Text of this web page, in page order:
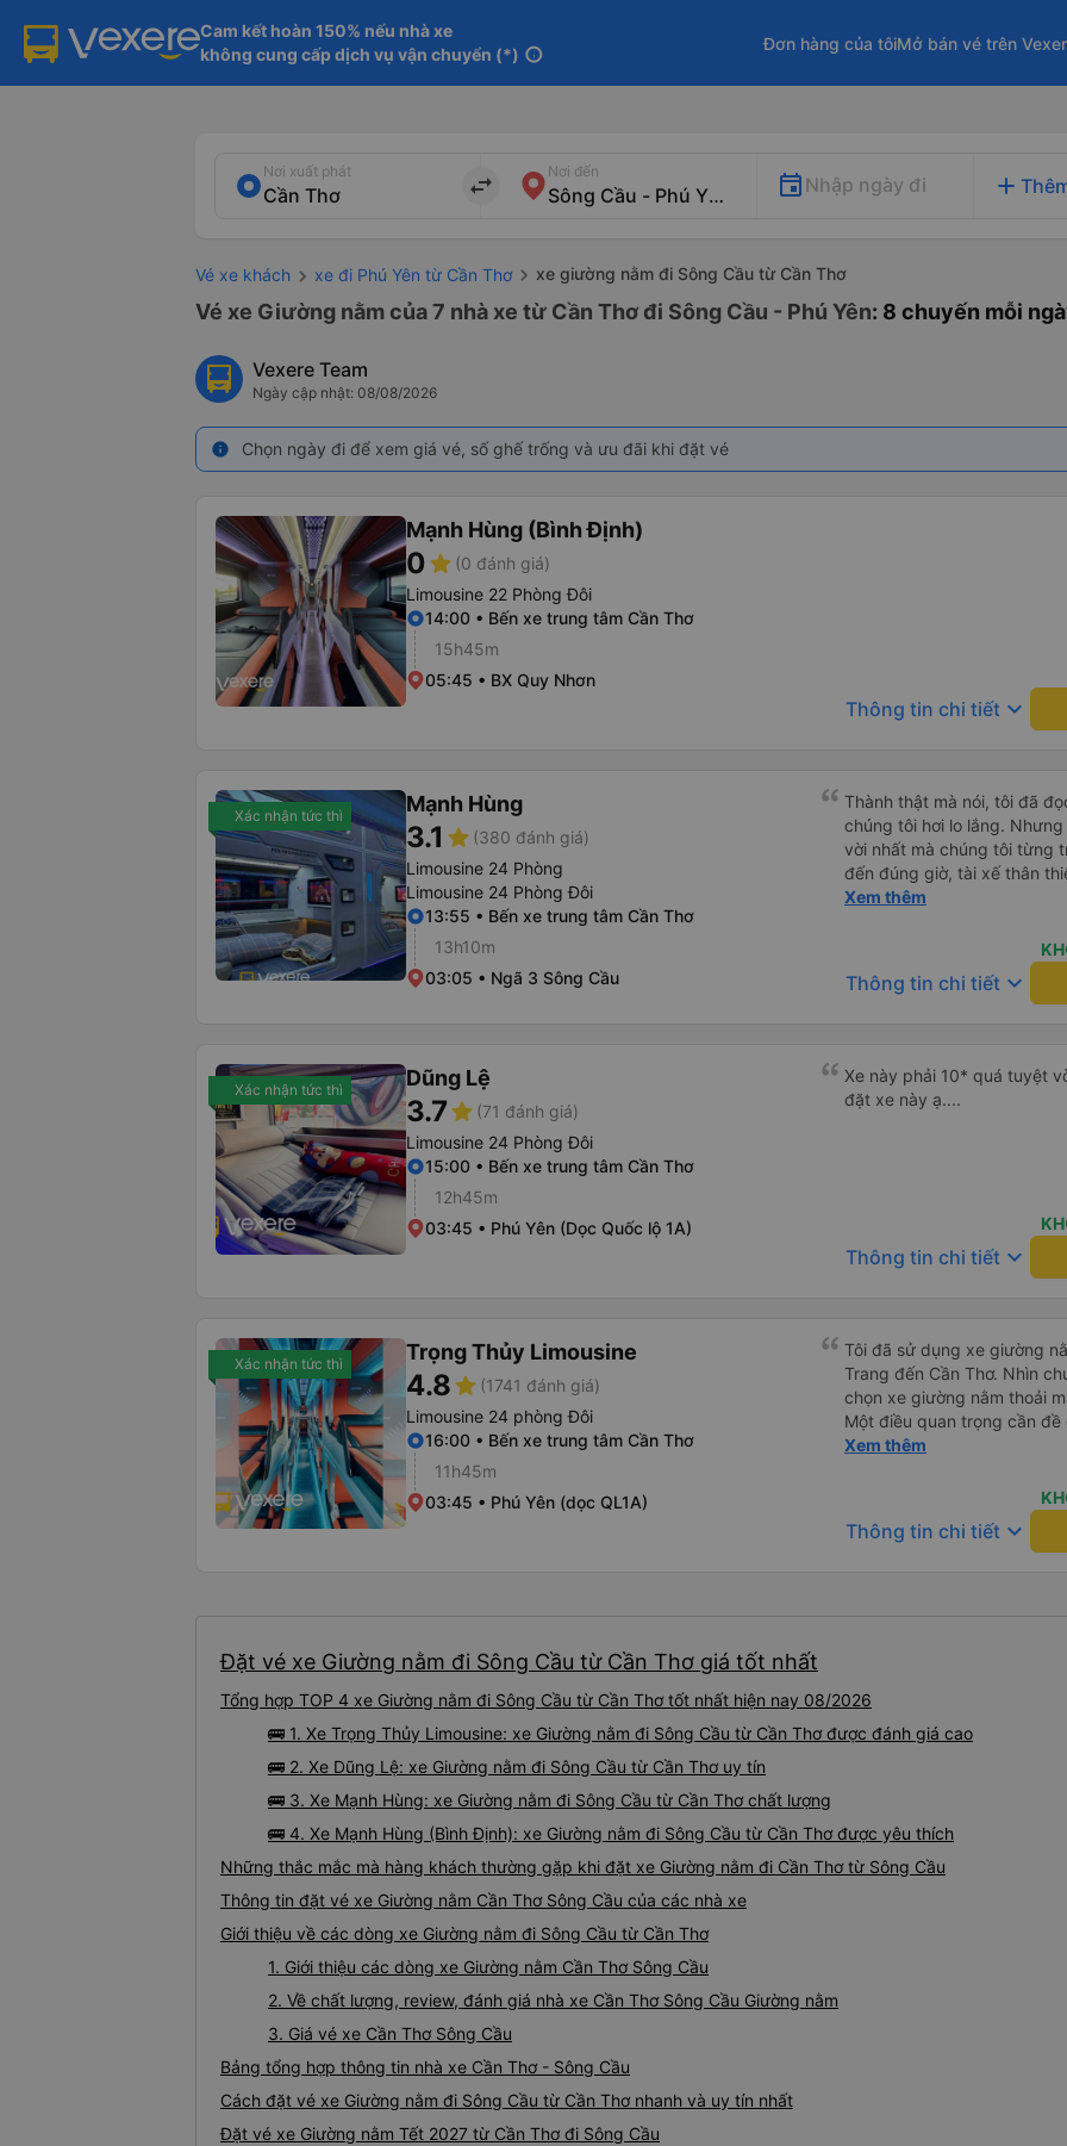
Cam kết hoàn 150% nếu nhà xe
không cung cấp dịch vụ vận chuyển (*) info
Đơn hàng của tôiMở bán vé trên
Nơi xuất phát
import_export
Nơi đến
Nhập ngày đi add
Vé xe khách xe đi Phú Yên từ Cần Thơ xe giường nằm đi Sông Cầu từ Cần Thơ
Vé xe Giường nằm của 7 nhà xe từ Cần Thơ đi Sông Cầu - Phú Yên: 8 chuyến mỗi
Vexere Team
Ngày cập nhật: 08/08/2026
info Chọn ngày đi để xem giá vé, số ghế trống và ưu đãi khi đặt vé
Mạnh Hùng (Bình Định)
0star (0 đánh giá)
Limousine 22 Phòng Đôi
14:00 • Bến xe trung tâm Cần Thơ
15h45m
05:45 • BX Quy Nhơn
Thông tin chi tiết keyboard_arrow_down
Xác nhận tức thì Mạnh Hùng
3.1 star (380 đánh giá)
Limousine 24 Phòng
Limousine 24 Phòng Đôi
13:55 • Bến xe trung tâm Cần Thơ
13h10m
03:05 • Ngã 3 Sông Cầu
Thành thật mà nói, tôi đã
chúng tôi hơi lo lắng.
vời nhất mà chúng tôi từng
đến đúng giờ, tài xế thân
vẫn hơi xóc, nhưng đó là
Xem thêm
Thông tin chi tiết keyboard_arrow_down
Xác nhận tức thì Dũng Lệ
3.7star (71 đánh giá)
Limousine 24 Phòng Đôi
15:00 • Bến xe trung tâm Cần Thơ
12h45m
03:45 • Phú Yên (Dọc Quốc lộ 1A)
Xe này phải 10* quá tuyệt
đặt xe này ạ....
Thông tin chi tiết keyboard_arrow_down
Xác nhận tức thì Trọng Thủy Limousine
4.8star (1741 đánh giá)
Limousine 24 phòng Đôi
16:00 • Bến xe trung tâm Cần Thơ
11h45m
03:45 • Phú Yên (dọc QL1A)
Tôi đã sử dụng xe giường
Trang đến Cần Thơ. Nhìn
chọn xe giường nằm thoải
Một điều quan trọng cần đề
xe, điều này có thể gây khó
chuyến đi vẫn khá thoải
(hôm qua) rất tốt. Mặc dù
nhưng công ty đã thông
khoảng 4:00 sáng và 9:00
nghỉ đêm nào cho đến
chịu. Có vẻ như lịch trình
chuyến công tác, vì đây
buýt giường nằm thoải mái
thực sự hy vọng rằng trong
Xem thêm
Thông tin chi tiết keyboard_arrow_down
Đặt vé xe Giường nằm đi Sông Cầu từ Cần Thơ giá tốt nhất
Tổng hợp TOP 4 xe Giường nằm đi Sông Cầu từ Cần Thơ tốt nhất hiện nay 08/2026
🚌 1. Xe Trọng Thủy Limousine: xe Giường nằm đi Sông Cầu từ Cần Thơ được đánh giá cao
🚌 2. Xe Dũng Lệ: xe Giường nằm đi Sông Cầu từ Cần Thơ uy tín
🚌 3. Xe Mạnh Hùng: xe Giường nằm đi Sông Cầu từ Cần Thơ chất lượng
🚌 4. Xe Mạnh Hùng (Bình Định): xe Giường nằm đi Sông Cầu từ Cần Thơ được yêu thích
Những thắc mắc mà hàng khách thường gặp khi đặt xe Giường nằm đi Cần Thơ từ Sông Cầu
Thông tin đặt vé xe Giường nằm Cần Thơ Sông Cầu của các nhà xe
Giới thiệu về các dòng xe Giường nằm đi Sông Cầu từ Cần Thơ
1. Giới thiệu các dòng xe Giường nằm Cần Thơ Sông Cầu
2. Về chất lượng, review, đánh giá nhà xe Cần Thơ Sông Cầu Giường nằm
3. Giá vé xe Cần Thơ Sông Cầu
Bảng tổng hợp thông tin nhà xe Cần Thơ - Sông Cầu
Cách đặt vé xe Giường nằm đi Sông Cầu từ Cần Thơ nhanh và uy tín nhất
Đặt vé xe Giường nằm Tết 2027 từ Cần Thơ đi Sông Cầu